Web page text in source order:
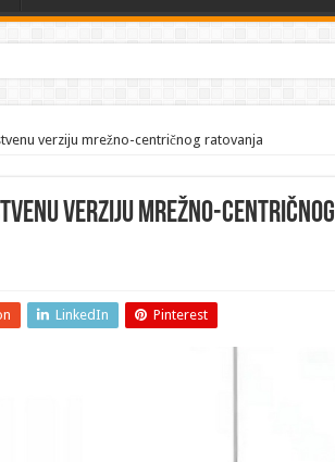
verziju mrežno-centričnog ratovanja
verziju mrežno-centričnog
LinkedIn Pinterest